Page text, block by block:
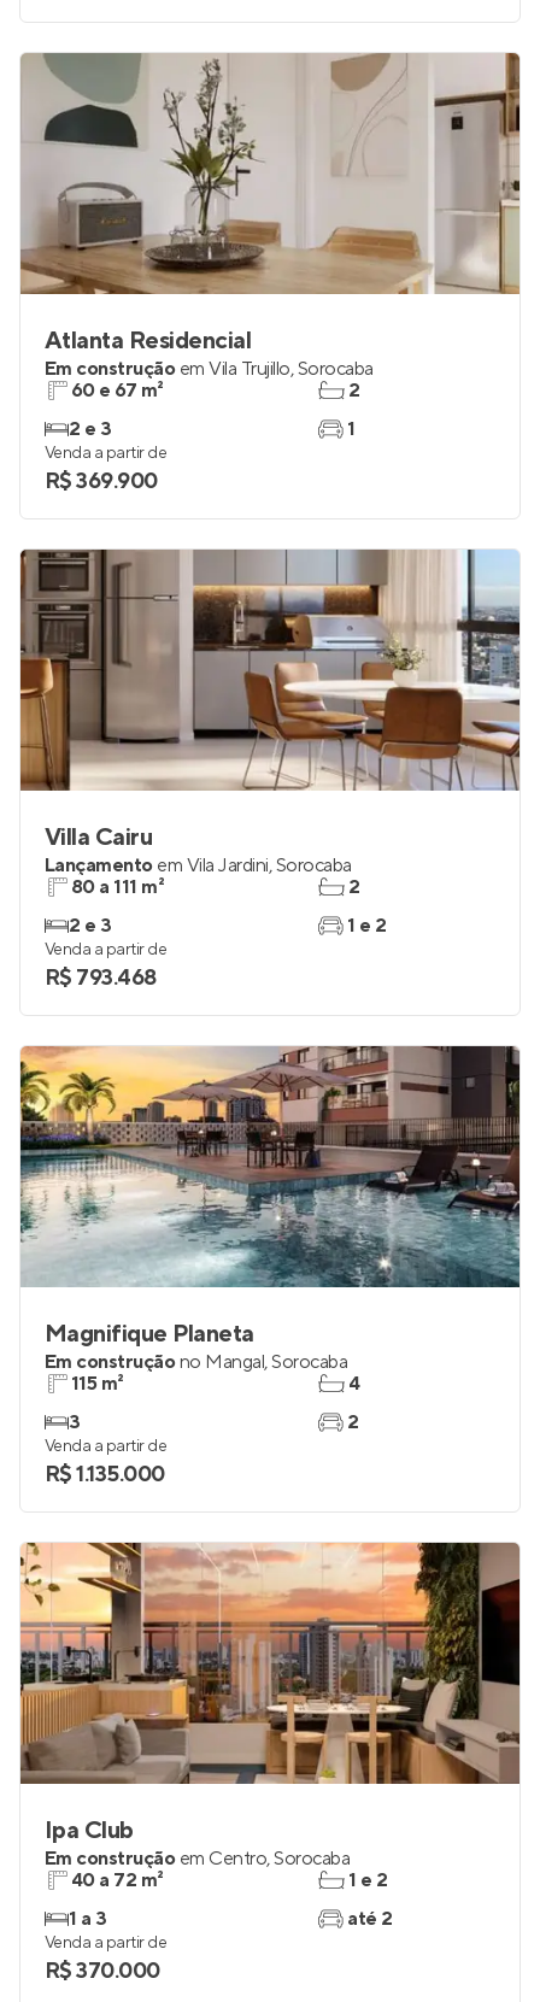
Atlanta Residencial
Em construção em Vila Trujillo,Sorocaba
60 e 67 m²
2 e 3
2
1
Venda a partir de
R$ 369.900
Villa Cairu
Lançamento em Vila Jardini,Sorocaba
80 a 111 m²
2 e 3
2
1 e 2
Venda a partir de
R$ 793.468
Magnifique Planeta
Em construçãono Mangal,Sorocaba
115 m²
3
4
2
Venda a partir de
R$ 1.135.000
Ipa Club
Em construção em Centro,Sorocaba
40 a 72 m²
1 a 3
1 e 2
até 2
Venda a partir de
R$ 370.000